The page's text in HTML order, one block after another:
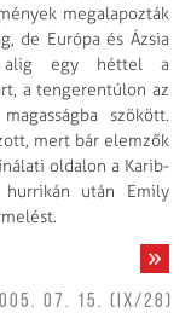
megalapozták
de Európa és Ázsia
alig egy héttel a
a tengerentúlon az
szökött.
mert bár elemzők
oldalon a Karib-
után Emily
07. 15. (IX/28)